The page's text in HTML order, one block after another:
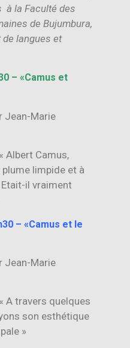
à la Faculté des
de Bujumbura,
langues et
– «Camus et
Jean-Marie
Albert Camus,
limpide et à
il vraiment
– «Camus et le
Jean-Marie
A travers quelques
son esthétique
»